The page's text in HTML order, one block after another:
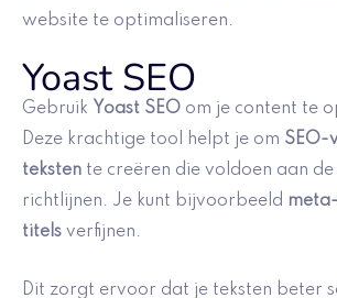
website te optimaliseren.
Yoast SEO
Gebruik Yoast SEO om je content te
Deze krachtige tool helpt je om SEO-
teksten te creëren die voldoen aan
richtlijnen. Je kunt bijvoorbeeld
titels verfijnen.
Dit zorgt ervoor dat je teksten beter